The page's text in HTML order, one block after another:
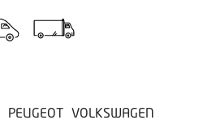
PEUGEOT VOLKSWAGEN